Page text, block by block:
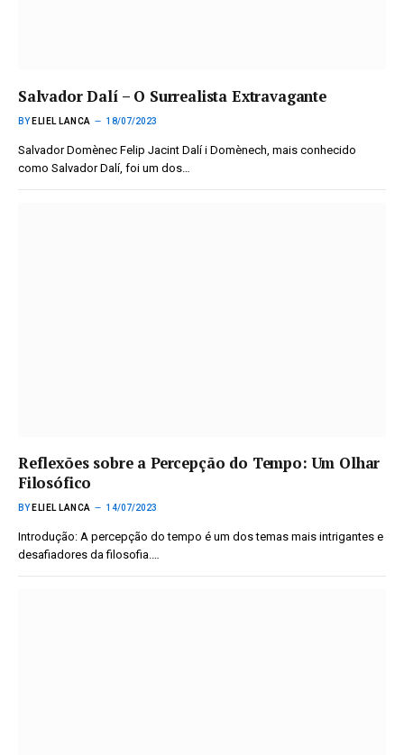
Salvador Dalí – O Surrealista Extravagante
BY ELIEL LANCA 18/07/2023
Salvador Domènec Felip Jacint Dalí i Domènech, mais conhecido
como Salvador Dalí, foi um dos…
Reflexões sobre a Percepção do Tempo: Um Olhar
Filosófico
BY ELIEL LANCA 14/07/2023
Introdução: A percepção do tempo é um dos temas mais intrigantes e
desafiadores da filosofia.…